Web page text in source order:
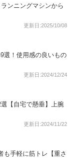
ンニングマシンから
更新日:2025/10/08
選！使用感の良いもの
更新日:2024/12/24
【自宅で懸垂】上腕
更新日:2024/11/22
も手軽に筋トレ【重さ